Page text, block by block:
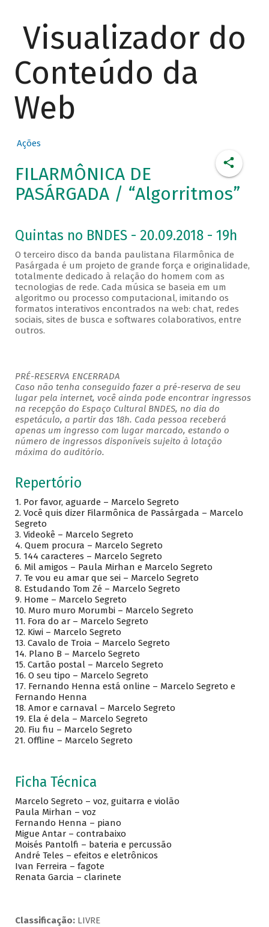
Visualizador do
Conteúdo da
Web
Ações
FILARMÔNICA DE
PASÁRGADA / “Algorritmos”
Quintas no BNDES - 20.09.2018 - 19h
O terceiro disco da banda paulistana Filarmônica de
Pasárgada é um projeto de grande força e originalidade,
totalmente dedicado à relação do homem com as
tecnologias de rede. Cada música se baseia em um
algoritmo ou processo computacional, imitando os
formatos interativos encontrados na web: chat, redes
sociais, sites de busca e softwares colaborativos, entre
outros.
PRÉ-RESERVA ENCERRADA
Caso não tenha conseguido fazer a pré-reserva de seu
lugar pela internet, você ainda pode encontrar ingressos
na recepção do Espaço Cultural BNDES, no dia do
espetáculo, a partir das 18h. Cada pessoa receberá
apenas um ingresso com lugar marcado, estando o
número de ingressos disponíveis sujeito à lotação
máxima do auditório.
Repertório
1. Por favor, aguarde – Marcelo Segreto
2. Você quis dizer Filarmônica de Passárgada – Marcelo
Segreto
3. Videokê – Marcelo Segreto
4. Quem procura – Marcelo Segreto
5. 144 caracteres – Marcelo Segreto
6. Mil amigos – Paula Mirhan e Marcelo Segreto
7. Te vou eu amar que sei – Marcelo Segreto
8. Estudando Tom Zé – Marcelo Segreto
9. Home – Marcelo Segreto
10. Muro muro Morumbi – Marcelo Segreto
11. Fora do ar – Marcelo Segreto
12. Kiwi – Marcelo Segreto
13. Cavalo de Troia – Marcelo Segreto
14. Plano B – Marcelo Segreto
15. Cartão postal – Marcelo Segreto
16. O seu tipo – Marcelo Segreto
17. Fernando Henna está online – Marcelo Segreto e
Fernando Henna
18. Amor e carnaval – Marcelo Segreto
19. Ela é dela – Marcelo Segreto
20. Fiu fiu – Marcelo Segreto
21. Offline – Marcelo Segreto
Ficha Técnica
Marcelo Segreto – voz, guitarra e violão
Paula Mirhan – voz
Fernando Henna – piano
Migue Antar – contrabaixo
Moisés Pantolfi – bateria e percussão
André Teles – efeitos e eletrônicos
Ivan Ferreira – fagote
Renata Garcia – clarinete
Classificação: LIVRE